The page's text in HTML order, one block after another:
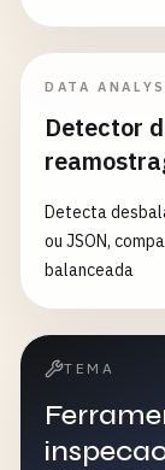
DATA
Detector
Detecta
ou JSON,
balanceada
TEMA